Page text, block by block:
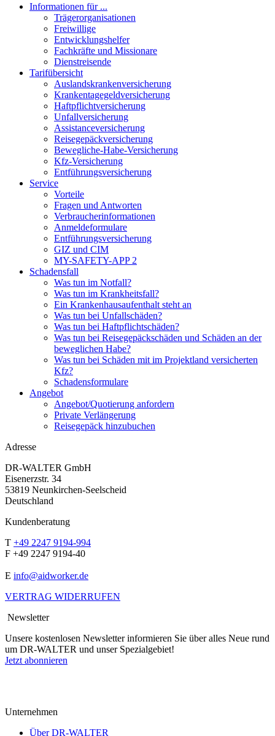
Informationen für ...
Trägerorganisationen
Freiwillige
Entwicklungshelfer
Fachkräfte und Missionare
Dienstreisende
Tarifübersicht
Auslandskrankenversicherung
Krankentagegeldversicherung
Haftpflichtversicherung
Unfallversicherung
Assistanceversicherung
Reisegepäckversicherung
Bewegliche-Habe-Versicherung
Kfz-Versicherung
Entführungsversicherung
Service
Vorteile
Fragen und Antworten
Verbraucherinformationen
Anmeldeformulare
Entführungsversicherung
GIZ und CIM
MY-SAFETY-APP 2
Schadensfall
Was tun im Notfall?
Was tun im Krankheitsfall?
Ein Krankenhausaufenthalt steht an
Was tun bei Unfallschäden?
Was tun bei Haftpflichtschäden?
Was tun bei Reisegepäckschäden und Schäden an der
beweglichen Habe?
Was tun bei Schäden mit im Projektland versicherten
Kfz?
Schadensformulare
Angebot
Angebot/Quotierung anfordern
Private Verlängerung
Reisegepäck hinzubuchen
Adresse
DR-WALTER GmbH
Eisenerzstr. 34
53819 Neunkirchen-Seelscheid
Deutschland
Kundenberatung
T +49 2247 9194-994
F +49 2247 9194-40
E info@aidworker.de
VERTRAG WIDERRUFEN
Newsletter
Unsere kostenlosen Newsletter informieren Sie über alles Neue rund
um DR-WALTER und unser Spezialgebiet!
Jetzt abonnieren
Unternehmen
Über DR-WALTER